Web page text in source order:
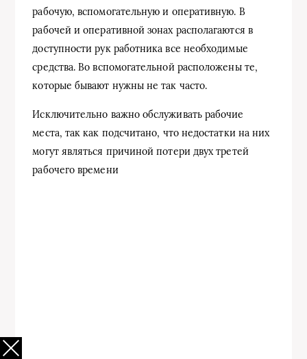
рабочую, вспомогательную и оперативную. В
рабочей и оперативной зонах располагаются в
доступности рук работника все необходимые
средства. Во вспомогательной расположены те,
которые бывают нужны не так часто.
Исключительно важно обслуживать рабочие
места, так как подсчитано, что недостатки на них
могут являться причиной потери двух третей
рабочего времени